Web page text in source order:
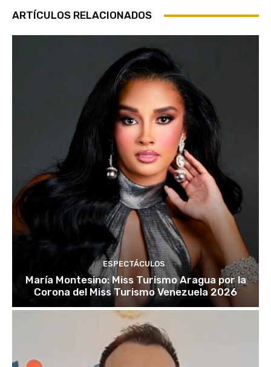
ARTÍCULOS RELACIONADOS
ESPECTÁCULOS
María Montesino: Miss Turismo Aragua por la
Corona del Miss Turismo Venezuela 2026